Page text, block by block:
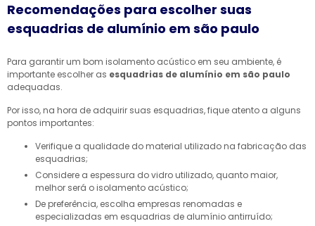
Recomendações para escolher suas
esquadrias de alumínio em são paulo
Para garantir um bom isolamento acústico em seu ambiente, é
importante escolher as esquadrias de alumínio em são paulo
adequadas.
Por isso, na hora de adquirir suas esquadrias, fique atento a alguns
pontos importantes:
Verifique a qualidade do material utilizado na fabricação das
esquadrias;
Considere a espessura do vidro utilizado, quanto maior,
melhor será o isolamento acústico;
De preferência, escolha empresas renomadas e
especializadas em esquadrias de alumínio antirruído;